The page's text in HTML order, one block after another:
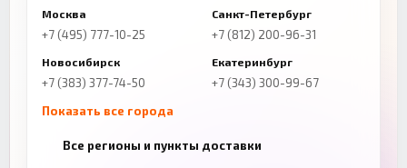
Москва
+7 (495) 777-10-25
Санкт-Петербург
+7 (812) 200-96-31
Новосибирск
+7 (383) 377-74-50
Екатеринбург
+7 (343) 300-99-67
Показать все города
+7 (843) 206-01-30
Все регионы и пункты доставки